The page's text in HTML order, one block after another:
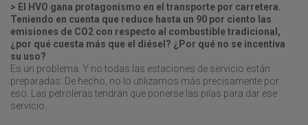
> El HVO gana protagonismo en el transporte por carretera.
Teniendo en cuenta que reduce hasta un 90 por ciento las
emisiones de CO2 con respecto al combustible tradicional,
¿por qué cuesta más que el diésel? ¿Por qué no se incentiva
su uso?
Es un problema. Y no todas las estaciones de servicio están
preparadas. De hecho, no lo utilizamos más precisamente por
eso. Las petroleras tendrán que ponerse las pilas para dar ese
servicio.